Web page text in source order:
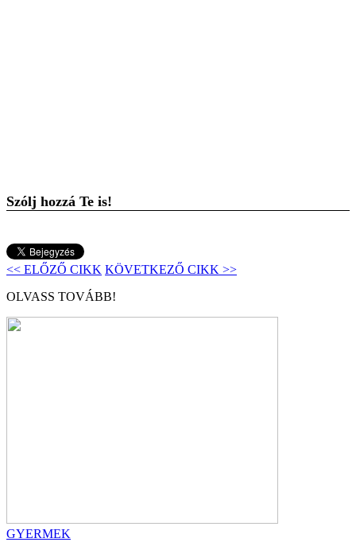
Szólj hozzá Te is!
<< ELŐZŐ CIKK KÖVETKEZŐ CIKK >>
OLVASS TOVÁBB!
GYERMEK